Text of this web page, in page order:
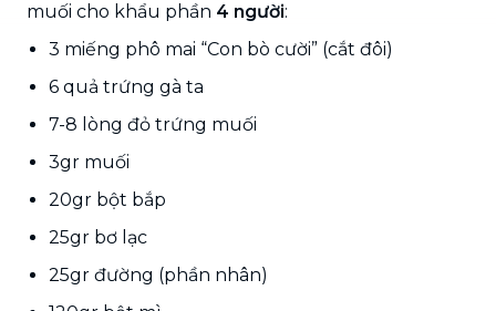
muối cho khẩu phần 4 người:
3 miếng phô mai “Con bò cười” (cắt đôi)
6 quả trứng gà ta
7-8 lòng đỏ trứng muối
3gr muối
20gr bột bắp
25gr bơ lạc
25gr đường (phần nhân)